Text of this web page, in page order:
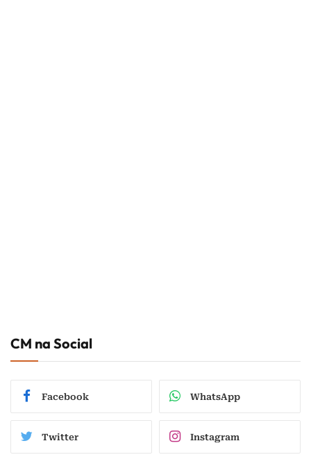
CM na Social
Facebook WhatsApp
Twitter Instagram